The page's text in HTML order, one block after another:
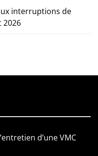
interruptions de
2026
d’une VMC